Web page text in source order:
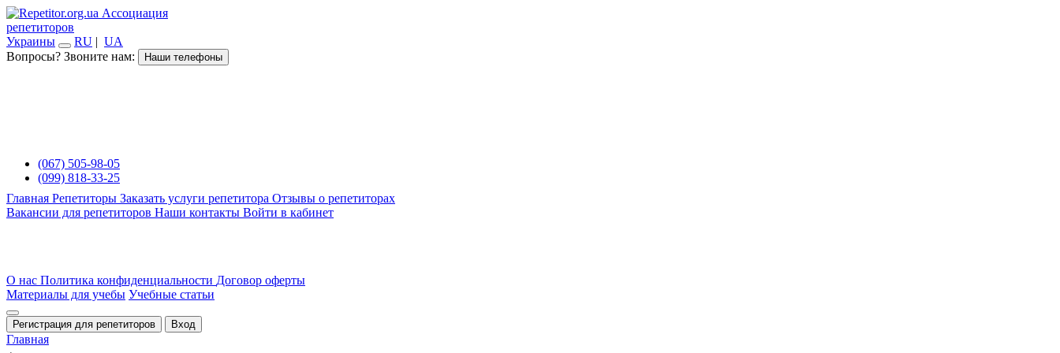
Ассоциация
репетиторов
Украины
RU | UA
Вопросы? Звоните нам:
Наши телефоны
(067) 505-98-05
(099) 818-33-25
Главная Репетиторы Заказать услуги репетитора Отзывы о репетиторах
Вакансии для репетиторов Наши контакты Войти в кабинет
О нас Политика конфиденциальности Договор оферты
Материалы для учебы Учебные статьи
Регистрация для репетиторов Вход
Главная